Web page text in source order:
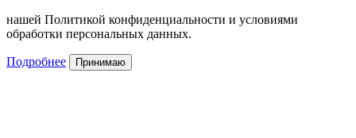
нашей Политикой конфиденциальности и условиями
обработки персональных данных.
Подробнее Принимаю